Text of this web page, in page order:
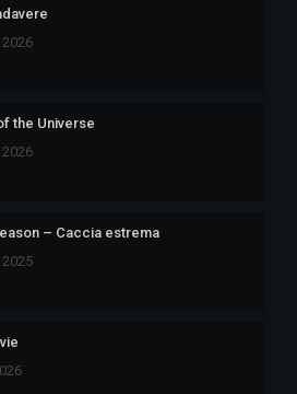
2026
the Universe
2026
– Caccia estrema
2025